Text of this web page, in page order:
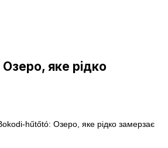
яке рідко
hűtőtó: Озеро, яке рідко замерзає